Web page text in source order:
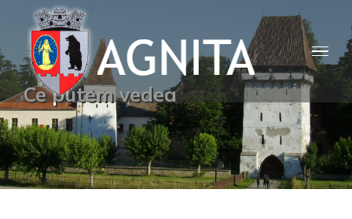
content
Ce putem vedea